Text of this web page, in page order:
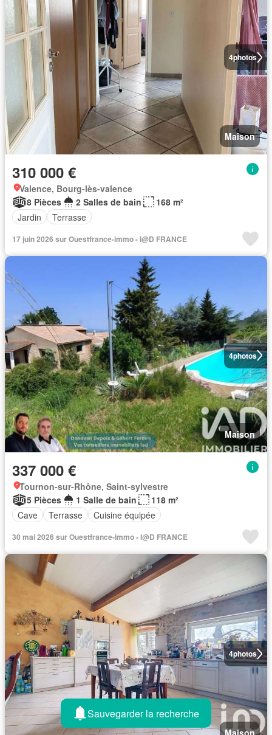
4photos
Maison
310 000 €
Valence, Bourg-lès-valence
8 Pièces
2 Salles de bain
168 m²
Jardin
Terrasse
17 juin 2026 sur Ouestfrance-immo - I@D FRANCE
4photos
Maison
337 000 €
Tournon-sur-Rhône, Saint-sylvestre
5 Pièces
1 Salle de bain
118 m²
Cave
Terrasse Cuisine équipée
30 mai 2026 sur Ouestfrance-immo - I@D FRANCE
4photos
Sauvegarder la recherche